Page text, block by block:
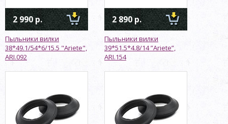
2 990 р.
Пыльники вилки
38*49.1/54*6/15.5 "Ariete",
ARI.092
2 890 р.
Пыльники вилки
39*51.5*4.8/14 ”Ariete”,
ARI.154